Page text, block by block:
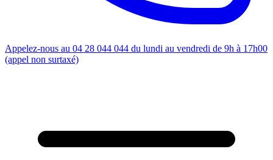
Appelez-nous au 04 28 044 044 du lundi au vendredi de 9h à 17h00
(appel non surtaxé)